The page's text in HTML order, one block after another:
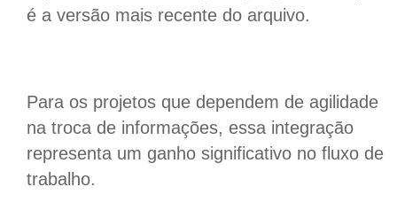
é a versão mais recente do arquivo.
Para os projetos que dependem de agilidade
na troca de informações, essa integração
representa um ganho significativo no fluxo de
trabalho.